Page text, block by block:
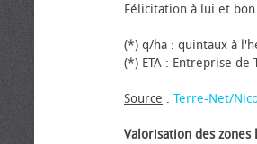
Félicitation à lui et
(*) q/ha : quintaux à
(*) ETA : Entreprise de
Source : Terre-Net/
Valorisation des